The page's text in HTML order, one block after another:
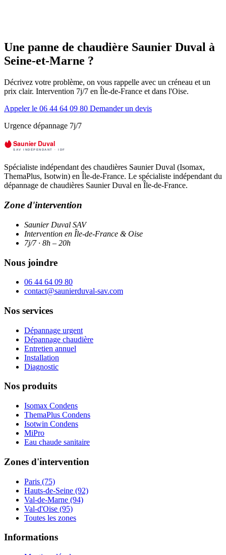
Une panne de chaudière Saunier Duval à
Seine-et-Marne ?
Décrivez votre problème, on vous rappelle avec un créneau et un
prix clair. Intervention 7j/7 en Île-de-France et dans l'Oise.
Appeler le 06 44 64 09 80 Demander un devis
Urgence dépannage 7j/7
Spécialiste indépendant des chaudières Saunier Duval (Isomax,
ThemaPlus, Isotwin) en Île-de-France. Le spécialiste indépendant du
dépannage de chaudières Saunier Duval en Île-de-France.
Zone d'intervention
Saunier Duval SAV
Intervention en Île-de-France & Oise
7j/7 · 8h – 20h
Nous joindre
06 44 64 09 80
contact@saunierduval-sav.com
Nos services
Dépannage urgent
Dépannage chaudière
Entretien annuel
Installation
Diagnostic
Nos produits
Isomax Condens
ThemaPlus Condens
Isotwin Condens
MiPro
Eau chaude sanitaire
Zones d'intervention
Paris (75)
Hauts-de-Seine (92)
Val-de-Marne (94)
Val-d'Oise (95)
Toutes les zones
Informations